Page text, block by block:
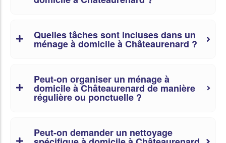
Quelles tâches sont incluses dans un
ménage à domicile à Châteaurenard ?
Peut-on organiser un ménage à
domicile à Châteaurenard de manière
régulière ou ponctuelle ?
Peut-on demander un nettoyage